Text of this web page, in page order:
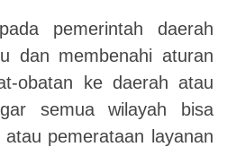
pemerintah daerah
dan membenahi aturan
obatan ke daerah atau
semua wilayah bisa
pemerataan layanan